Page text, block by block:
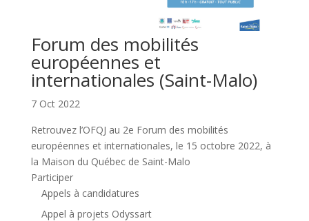
Forum des mobilités
européennes et
internationales (Saint-Malo)
7 Oct 2022
Retrouvez l’OFQJ au 2e Forum des mobilités
européennes et internationales, le 15 octobre 2022, à
la Maison du Québec de Saint-Malo
Participer
Appels à candidatures
Appel à projets Odyssart